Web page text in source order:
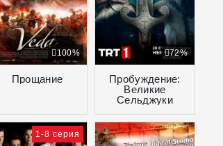
Прощание
100%
Пробуждение:
Великие
Сельджуки
72%
1-8 серия